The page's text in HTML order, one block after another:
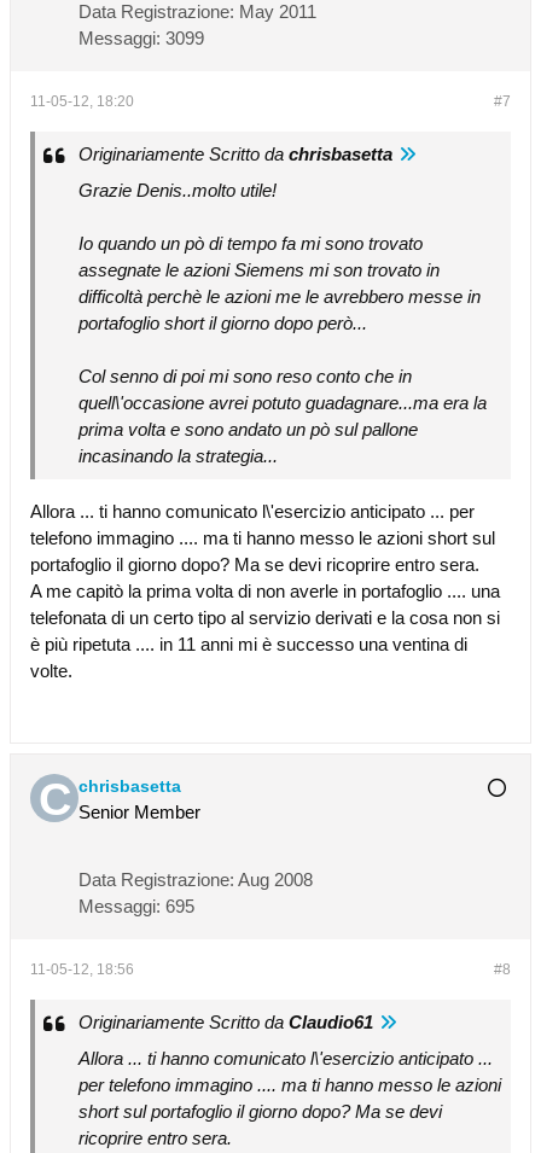
Data Registrazione: May 2011
Messaggi: 3099
#7
11-05-12, 18:20
Originariamente Scritto da chrisbasetta
Grazie Denis..molto utile!
Io quando un pò di tempo fa mi sono trovato
assegnate le azioni Siemens mi son trovato in
difficoltà perchè le azioni me le avrebbero messe in
portafoglio short il giorno dopo però...
Col senno di poi mi sono reso conto che in
quell\'occasione avrei potuto guadagnare...ma era la
prima volta e sono andato un pò sul pallone
incasinando la strategia...
Allora ... ti hanno comunicato l\'esercizio anticipato ... per
telefono immagino .... ma ti hanno messo le azioni short sul
portafoglio il giorno dopo? Ma se devi ricoprire entro sera.
A me capitò la prima volta di non averle in portafoglio .... una
telefonata di un certo tipo al servizio derivati e la cosa non si
è più ripetuta .... in 11 anni mi è successo una ventina di
volte.
chrisbasetta
Senior Member
Data Registrazione: Aug 2008
Messaggi: 695
#8
11-05-12, 18:56
Originariamente Scritto da Claudio61
Allora ... ti hanno comunicato l\'esercizio anticipato ...
per telefono immagino .... ma ti hanno messo le azioni
short sul portafoglio il giorno dopo? Ma se devi
ricoprire entro sera.